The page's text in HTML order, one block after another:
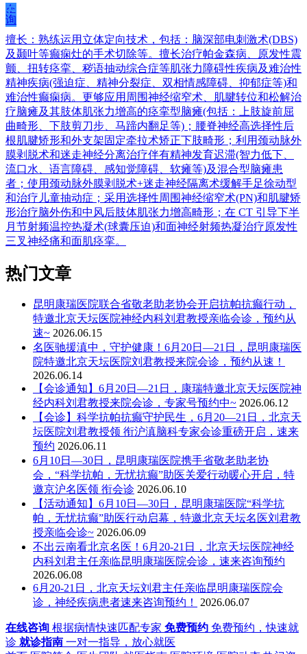
在
线
咨
询
擅长：熟练运用立体定向技术，包括：脑深部电刺激术(DBS)
及颞叶等癫痫灶的手术切除等。擅长治疗帕金森病、原发性震
颤、扭转痉挛、秽语抽动综合症等肌张力障碍性疾病及难治性
精神疾病(强迫症、精神分裂症、双相情感障碍、抑郁症等)和
难治性癫痫病。更够应用周围神经缩窄术、肌腱转位和松解治
疗脑瘫及其肢体肌张力增高的痉挛型脑瘫(包括：上肢旋前屈
曲畸形、下肢剪刀步、马蹄内翻足等)；腰脊神经高选择性后
根肌腱矫形和外支架固定牵拉术矫正下肢畸形；利用颈动脉外
膜剥脱术和迷走神经分离治疗伴有精神发育迟滞(智力低下、
流口水、语言障碍、感知觉障碍、软瘫等)及混合型脑瘫患
者；使用颈动脉外膜剥脱术+迷走神经隔离术缓解手足徐动型
和治疗儿童抽动症；采用选择性周围神经缩窄术(PN)和肌腱矫
形治疗脑外伤和中风后肢体肌张力增高畸形；在 CT 引导下半
月节射频温控热凝术(球囊压迫)和面神经射频热凝治疗原发性
三叉神经痛和面肌痉挛。
热门文章
昆明康瑞医院联合省敬老助老协会开启抗帕抗癫行动，
特邀北京天坛医院神经内科刘君教授亲临会诊，预约从
速~ 2026.06.15
名医驰援滇中，守护健康！6月20日—21日，昆明康瑞医
院特邀北京天坛医院刘君教授来院会诊，预约从速！
2026.06.14
【会诊通知】6月20日—21日，康瑞特邀北京天坛医院神
经内科刘君教授来院会诊，专家号预约中~ 2026.06.12
【会诊】科学抗帕抗癫守护民生，6月20—21日，北京天
坛医院刘君教授领 衔沪滇脑科专家会诊重磅开启，速来
预约 2026.06.11
6月10日—30日，昆明康瑞医院携手省敬老助老协
会，“科学抗帕，无忧抗癫”助医关爱行动暖心开启，特
邀京沪名医领 衔会诊 2026.06.10
【活动通知】6月10日—30日，昆明康瑞医院“科学抗
帕，无忧抗癫”助医行动启幕，特邀北京天坛名医刘君教
授亲临会诊~ 2026.06.09
不出云南看北京名医！6月20-21日，北京天坛医院神经
内科刘君主任亲临昆明康瑞医院会诊，速来咨询预约
2026.06.08
6月20-21日，北京天坛刘君主任亲临昆明康瑞医院会
诊，神经疾病患者速来咨询预约！
2026.06.07
在线咨询 根据病情快速匹配专家 免费预约 免费预约，快速就
诊 就诊指南 一对一指导，放心就医